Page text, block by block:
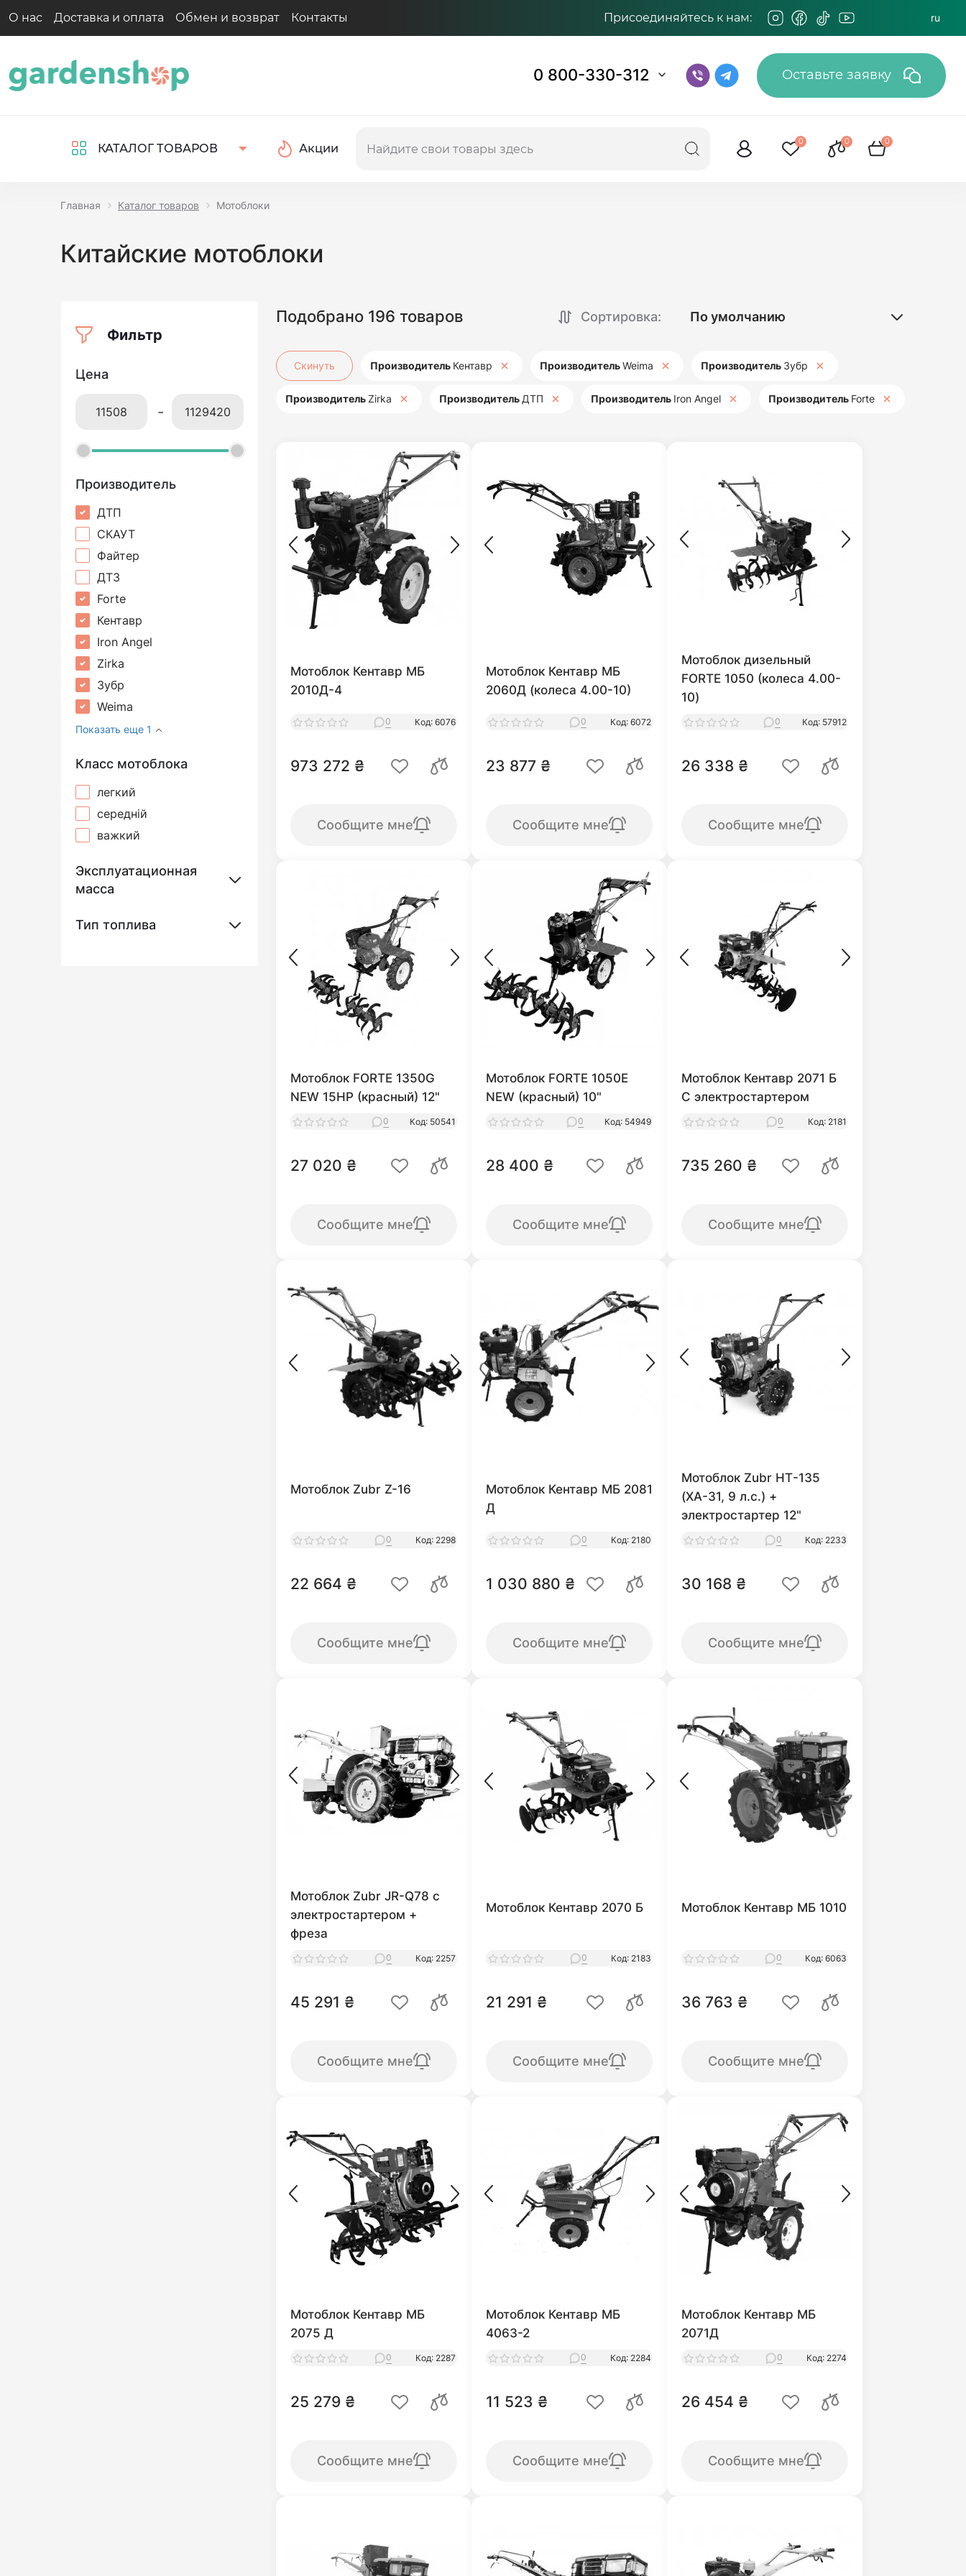
О нас Доставка и оплата Обмен и возврат Контакты Присоединяйтесь к нам: ru
0 800-330-312 Оставьте заявку
КАТАЛОГ ТОВАРОВ Акции
0 0 0
Главная Каталог товаров Мотоблоки
Китайские мотоблоки
Фильтр
Цена
-
Производитель
ДТП
СКАУТ
Файтер
ДТЗ
Forte
Кентавр
Iron Angel
Zirka
Зубр
Weima
Показать еще 1
Класс мотоблока
легкий
середній
важкий
Эксплуатационная
масса
Тип топлива
Подобрано 196 товаров Сортировка:
Скинуть Производитель Кентавр ПроизводительWeima Производитель Зубр
ПроизводительZirka Производитель ДТП Производитель Iron Angel Производитель Forte
Мотоблок Кентавр МБ
2010Д-4
0 Код: 6076
973 272 ₴
Сообщите мне
Мотоблок Кентавр МБ
2060Д (колеса 4.00-10)
0 Код: 6072
23 877 ₴
Сообщите мне
Мотоблок дизельный
FORTE 1050 (колеса 4.00-
10)
0 Код: 57912
26 338 ₴
Сообщите мне
Мотоблок FORTE 1350G
NEW 15HP (красный) 12"
0 Код: 50541
27 020 ₴
Сообщите мне
Мотоблок FORTE 1050E
NEW (красный) 10"
0 Код: 54949
28 400 ₴
Сообщите мне
Мотоблок Кентавр 2071 Б
С электростартером
0 Код: 2181
735 260 ₴
Сообщите мне
Мотоблок Zubr Z-16
0 Код: 2298
22 664 ₴
Сообщите мне
Мотоблок Кентавр МБ 2081
Д
0 Код: 2180
1 030 880 ₴
Сообщите мне
Мотоблок Zubr НТ-135
(XA-31, 9 л.с.) +
электростартер 12"
0 Код: 2233
30 168 ₴
Сообщите мне
Мотоблок Zubr JR-Q78 с
электростартером +
фреза
0 Код: 2257
45 291 ₴
Сообщите мне
Мотоблок Кентавр 2070 Б
0 Код: 2183
21 291 ₴
Сообщите мне
Мотоблок Кентавр МБ 1010
0 Код: 6063
36 763 ₴
Сообщите мне
Мотоблок Кентавр МБ
2075 Д
0 Код: 2287
25 279 ₴
Сообщите мне
Мотоблок Кентавр МБ
4063-2
0 Код: 2284
11 523 ₴
Сообщите мне
Мотоблок Кентавр МБ
2071Д
0 Код: 2274
26 454 ₴
Сообщите мне